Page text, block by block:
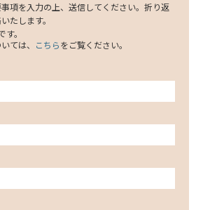
項を入力の上、送信してください。折り返
たします。
。
ては、
こちらをご覧ください。